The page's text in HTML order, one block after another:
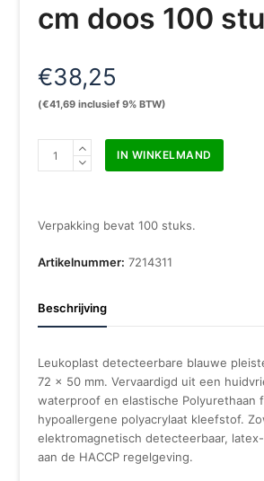
cm doos 100
€38,25
(€41,69 inclusief 9% BTW)
Leukoplast
detecteerbaar
5
doos
aantal
IN WINKELMAND
Verpakking bevat 100 stuks.
Artikelnummer: 7214311
Beschrijving
Leukoplast detecteerbare blauwe
72 x 50 mm. Vervaardigd uit een
waterproof en elastische Polyurethaan
hypoallergene polyacrylaat kleefstof.
elektromagnetisch detecteerbaar,
aan de HACCP regelgeving.